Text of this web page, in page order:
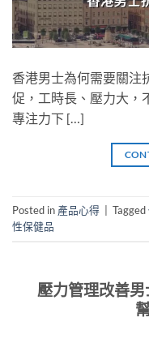
香港男士為何需要關注
促，工時長、壓力大，
專注力下 […]
Posted in 產品心得 Tagged
性保健品
壓力管理改善